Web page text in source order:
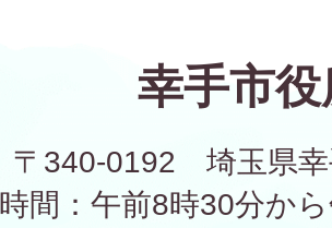
幸手市役
〒340-0192 埼玉県幸
間：午前8時30分か